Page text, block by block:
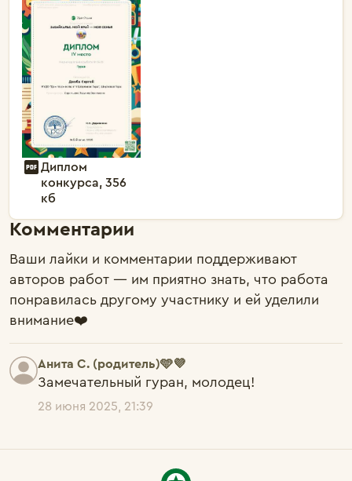
Диплом
конкурса, 356
кб
Комментарии
Ваши лайки и комментарии поддерживают
авторов работ — им приятно знать, что работа
понравилась другому участнику и ей уделили
внимание❤️
Анита С. (родитель)🩵💜
Замечательный гуран, молодец!
28 июня 2025, 21:39